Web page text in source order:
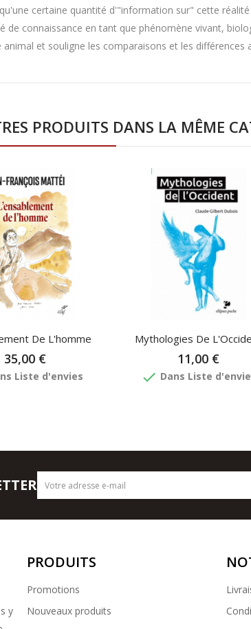
certaine quantité d'"information sur" cette
de connaissance en tant que phénomène vivant,
animal et souligne les comparaisons et les différences
PRODUITS DANS LA MÊME
De L'homme
35,00 €
Liste d'envies
Mythologies De
11,00 €
done Dans Liste
y
PRODUITS
Promotions
Nouveaux produits